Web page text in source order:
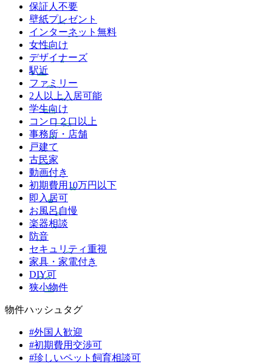
保証人不要
壁紙プレゼント
インターネット無料
女性向け
デザイナーズ
駅近
ファミリー
2人以上入居可能
学生向け
コンロ２口以上
事務所・店舗
戸建て
古民家
動画付き
初期費用10万円以下
即入居可
お風呂自慢
楽器相談
防音
セキュリティ重視
家具・家電付き
DIY可
狭小物件
物件ハッシュタグ
#外国人歓迎
#初期費用交渉可
#珍しいペット飼育相談可